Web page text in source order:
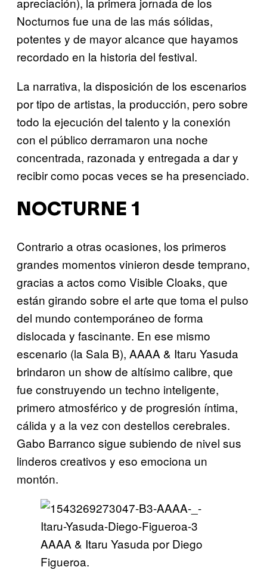
Nocturnos fue una de las más sólidas,
potentes y de mayor alcance que hayamos
recordado en la historia del festival.
La narrativa, la disposición de los escenarios
por tipo de artistas, la producción, pero sobre
todo la ejecución del talento y la conexión
con el público derramaron una noche
concentrada, razonada y entregada a dar y
recibir como pocas veces se ha presenciado.
NOCTURNE 1
Contrario a otras ocasiones, los primeros
grandes momentos vinieron desde temprano,
gracias a actos como Visible Cloaks, que
están girando sobre el arte que toma el pulso
del mundo contemporáneo de forma
dislocada y fascinante. En ese mismo
escenario (la Sala B), AAAA & Itaru Yasuda
brindaron un show de altísimo calibre, que
fue construyendo un techno inteligente,
primero atmosférico y de progresión íntima,
cálida y a la vez con destellos cerebrales.
Gabo Barranco sigue subiendo de nivel sus
linderos creativos y eso emociona un
montón.
AAAA & Itaru Yasuda por Diego
Figueroa.